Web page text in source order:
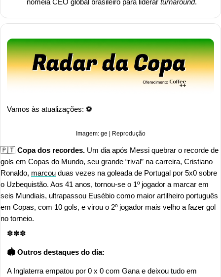
Vamos às atualizações: ⚽
Imagem: ge | Reprodução
🇵🇹 Copa dos recordes. Um dia após Messi quebrar o recorde de
gols em Copas do Mundo, seu grande “rival” na carreira, Cristiano
Ronaldo, marcou duas vezes na goleada de Portugal por 5x0 sobre
o Uzbequistão. Aos 41 anos, tornou-se o 1º jogador a marcar em
seis Mundiais, ultrapassou Eusébio como maior artilheiro português
em Copas, com 10 gols, e virou o 2º jogador mais velho a fazer gol
no torneio.
✽✽✽
🏟️ Outros destaques do dia:
A Inglaterra empatou por 0 x 0 com Gana e deixou tudo em